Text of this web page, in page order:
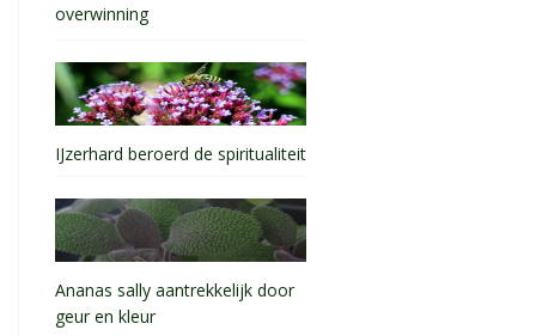
overwinning
IJzerhard beroerd de spiritualiteit
Ananas sally aantrekkelijk door
geur en kleur